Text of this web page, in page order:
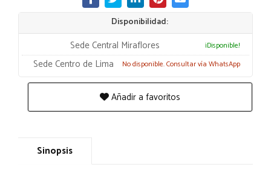
Disponibilidad:
Sede Central Miraflores ¡Disponible!
Sede Centro de Lima No disponible. Consultar vía WhatsApp
Añadir a favoritos
Sinopsis